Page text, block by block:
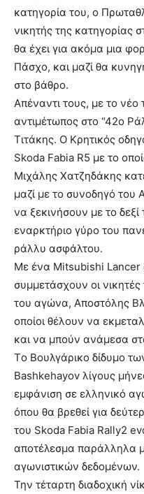
κατηγορία του, ο
νικητής της κατηγορίας
θα έχει για ακόμα μια
Πάσχο, και μαζί θα
στο βάθρο.
Απέναντι τους, με το νέο
αντιμέτωπος στο “42ο
Τιτάκης. Ο Κρητικός
Skoda Fabia R5 με το
Μιχάλης Χατζηδάκης
μαζί με το συνοδηγό
να ξεκινήσουν με το
εναρκτήριο γύρο του
ράλλυ ασφάλτου.
Με ένα Mitsubishi Lancer
συμμετάσχουν οι
του αγώνα, Αποστόλης
οποίοι θέλουν να
και να μπούν ανάμεσα
Tο Βουλγάρικο δίδυμο
Bashkehayov λίγους
εμφάνιση σε ελληνικό
όπου θα βρεθεί για
του Skoda Fabia Rally2
αποτέλεσμα παράλληλα
αγωνιστικών δεδομένων.
Την τέταρτη διαδοχική